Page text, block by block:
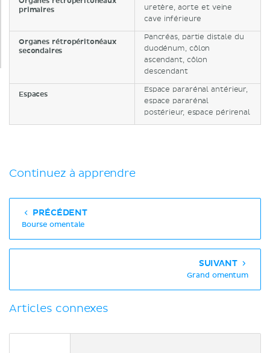
primaires
uretère, aorte et veine
cave inférieure
Organes rétropéritonéaux
secondaires
Pancréas, partie distale du
duodénum, côlon
ascendant, côlon
descendant
Espaces
Espace pararénal antérieur,
espace pararénal
postérieur, espace périrenal
Continuez à apprendre
PRÉCÉDENT
Bourse omentale
SUIVANT
Grand omentum
Articles connexes